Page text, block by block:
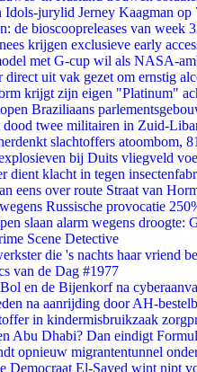
Idols-jurylid Jerney Kaagman
de bioscoopreleases van week
krijgen exclusieve early
met G-cup wil als NASA-
direct uit vak gezet om ernstig
krijgt zijn eigen "Platinum"
Braziliaans
dood twee militairen in Zuid-
slachtoffers atoombom,
bij Duits vliegveld
dient klacht in tegen
eens over route Straat van
Russische provocatie
slaan alarm wegens droogte:
Scene Detective
die 's nachts haar vriend
van de Dag #1977
en de Bijenkorf na
na aanrijding door AH-
in kindermisbruikzaak
Abu Dhabi? Dan eindigt
opnieuw migrantentunnel
Democraat El-Sayed wint nipt